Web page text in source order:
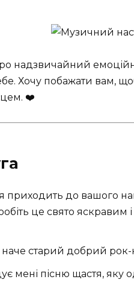
надзвичайний
Хочу побажати вам,
❤️
до вашого
це свято яскравим і
старий добрий рок-
мені пісню щастя, яку